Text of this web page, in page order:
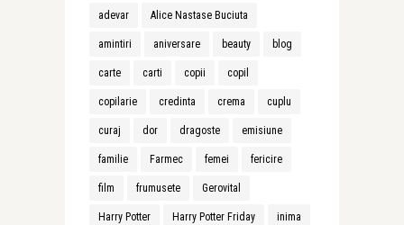
adevar Alice Nastase Buciuta
amintiri aniversare beauty blog
carte carti copii copil
copilarie credinta crema cuplu
curaj dor dragoste emisiune
familie Farmec femei fericire
film frumusete Gerovital
Harry Potter Harry Potter Friday inima